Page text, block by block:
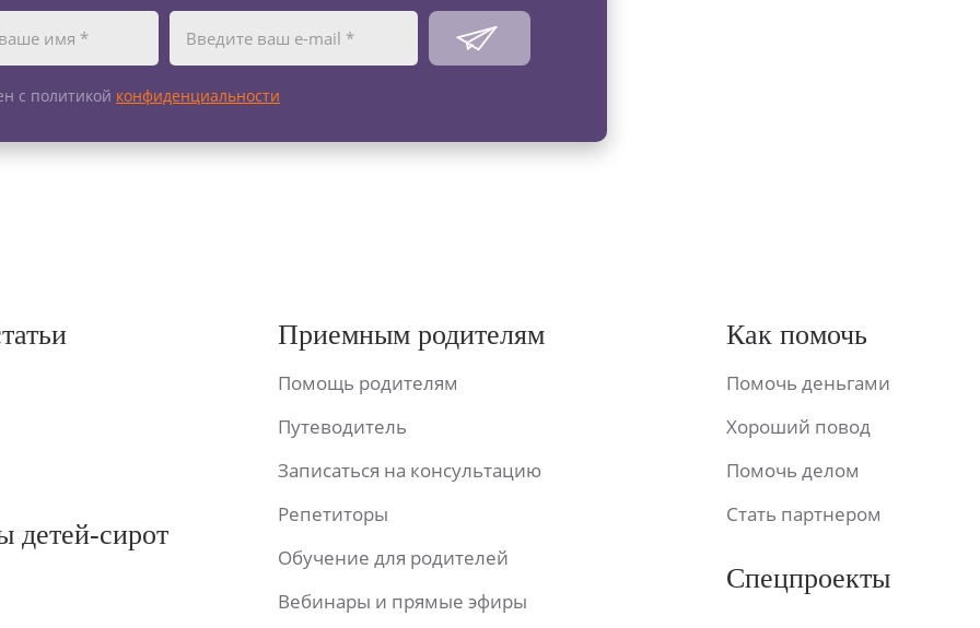
с политикой конфиденциальности
детей-сирот
Приемным родителям
Помощь родителям
Путеводитель
Записаться на консультацию
Репетиторы
Обучение для родителей
Вебинары и прямые эфиры
Как помочь
Помочь деньгами
Хороший повод
Помочь делом
Стать партнером
Спецпроекты